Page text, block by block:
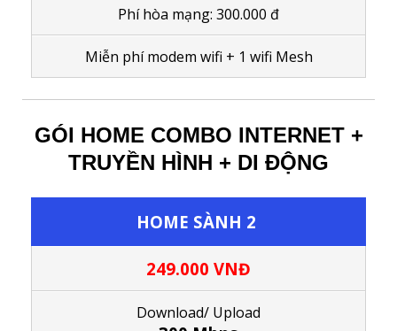
Phí hòa mạng: 300.000 đ
Miễn phí modem wifi + 1 wifi Mesh
GÓI HOME COMBO INTERNET +
TRUYỀN HÌNH + DI ĐỘNG
HOME SÀNH 2
249.000 VNĐ
Download/ Upload